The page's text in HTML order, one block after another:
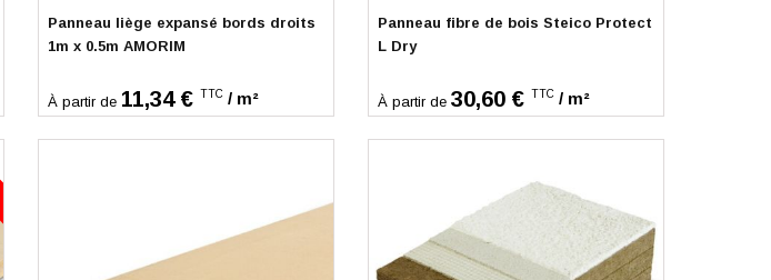
Panneau liège expansé bords droits
1m x 0.5m AMORIM
À partir de 11,34 € TTC / m²
Panneau fibre de bois Steico Protect
L Dry
À partir de 30,60 € TTC / m²